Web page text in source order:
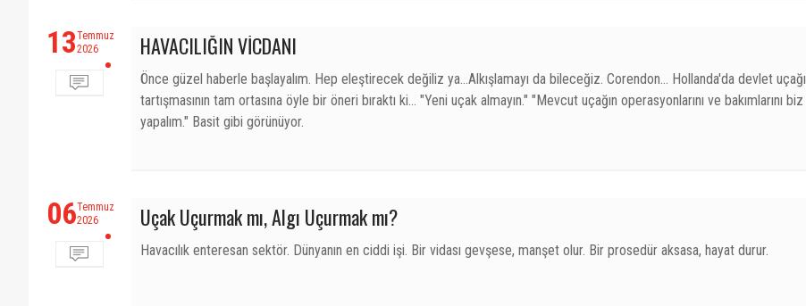
13Temmuz
2026
HAVACILIĞIN VİCDANI
Önce güzel haberle başlayalım. Hep eleştirecek değiliz ya…Alkışlamayı da bileceğiz. Corendon… Hollanda'da devlet uçağı
tartışmasının tam ortasına öyle bir öneri bıraktı ki… "Yeni uçak almayın." "Mevcut uçağın operasyonlarını ve bakımlarını biz
yapalım." Basit gibi görünüyor.
06Temmuz
2026
Uçak Uçurmak mı, Algı Uçurmak mı?
Havacılık enteresan sektör. Dünyanın en ciddi işi. Bir vidası gevşese, manşet olur. Bir prosedür aksasa, hayat durur.